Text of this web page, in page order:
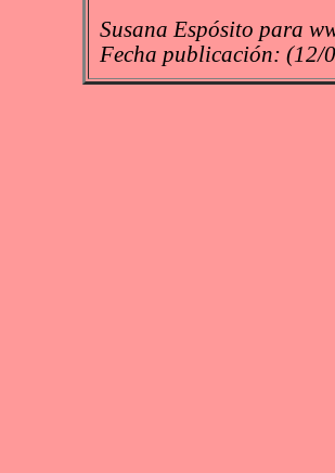
Susana Espósito para
Fecha publicación: (12/